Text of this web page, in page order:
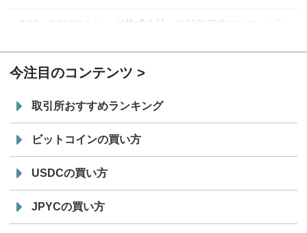
7/29
SBI VCトレード株式会社
信託型円建てステーブル
今注目のコンテンツ
取引所おすすめランキング
ビットコインの買い方
USDCの買い方
JPYCの買い方